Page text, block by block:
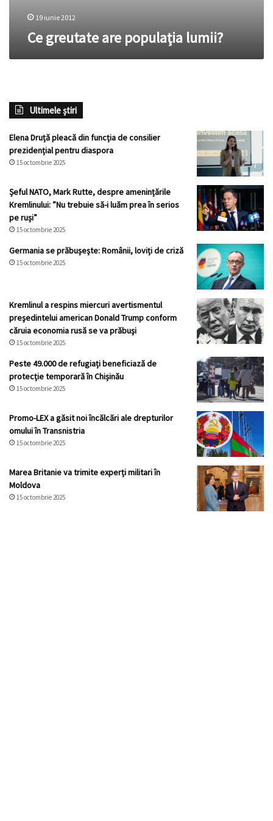
19 iunie 2012
Ce greutate are populaţia lumii?
Ultimele știri
Elena Druță pleacă din funcția de consilier
prezidențial pentru diaspora
15 octombrie 2025
Șeful NATO, Mark Rutte, despre amenințările
Kremlinului: ”Nu trebuie să-i luăm prea în serios
pe ruși”
15 octombrie 2025
Germania se prăbușește: Românii, loviți de criză
15 octombrie 2025
Kremlinul a respins miercuri avertismentul
preşedintelui american Donald Trump conform
căruia economia rusă se va prăbuşi
15 octombrie 2025
Peste 49.000 de refugiați beneficiază de
protecție temporară în Chișinău
15 octombrie 2025
Promo-LEX a găsit noi încălcări ale drepturilor
omului în Transnistria
15 octombrie 2025
Marea Britanie va trimite experți militari în
Moldova
15 octombrie 2025